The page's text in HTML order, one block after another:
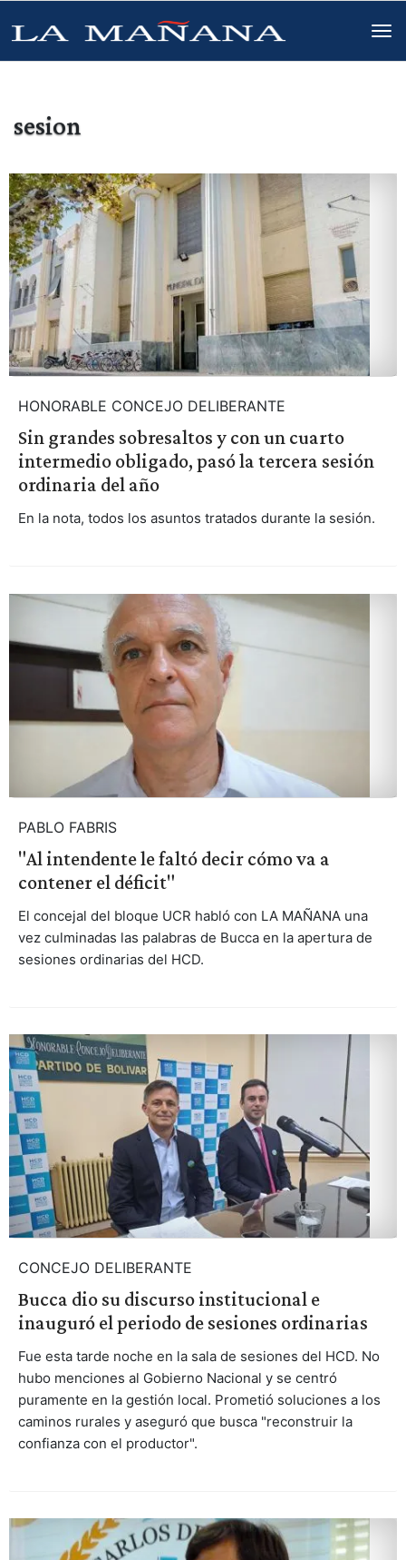
sesion
HONORABLE CONCEJO DELIBERANTE
Sin grandes sobresaltos y con un cuarto
intermedio obligado, pasó la tercera sesión
ordinaria del año
En la nota, todos los asuntos tratados durante la sesión.
PABLO FABRIS
"Al intendente le faltó decir cómo va a
contener el déficit"
El concejal del bloque UCR habló con LA MAÑANA una
vez culminadas las palabras de Bucca en la apertura de
sesiones ordinarias del HCD.
CONCEJO DELIBERANTE
Bucca dio su discurso institucional e
inauguró el periodo de sesiones ordinarias
Fue esta tarde noche en la sala de sesiones del HCD. No
hubo menciones al Gobierno Nacional y se centró
puramente en la gestión local. Prometió soluciones a los
caminos rurales y aseguró que busca "reconstruir la
confianza con el productor".